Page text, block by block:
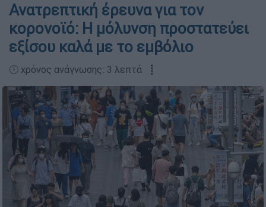
Ανατρεπτική έρευνα για τον
κορονοϊό: Η μόλυνση προστατεύει
εξίσου καλά με το εμβόλιο
🕛 χρόνος ανάγνωσης: 3 λεπτά ┋